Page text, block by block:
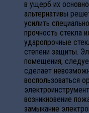
в ущерб их
альтернативы
усилить
прочность стекла
ударопрочные
степени защиты.
помещения,
сделает
воспользоваться
возникновение
замыкание